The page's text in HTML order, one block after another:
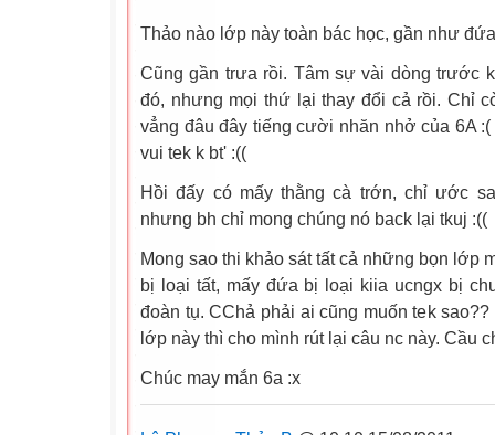
Thảo nào lớp này toàn bác học, gần như
Cũng gần trưa rồi. Tâm sự vài dòng trước
đó, nhưng mọi thứ lại thay đổi cả rồi. Chỉ
vẳng đâu đây tiếng cười nhăn nhở của 6A
vui tek k bt' :((
Hồi đấy có mấy thằng cà trớn, chỉ ước
nhưng bh chỉ mong chúng nó back lại tkuj :((
Mong sao thi khảo sát tất cả những bọn lớp
bị loại tất, mấy đứa bị loại kiia ucngx bị
đoàn tụ. CChả phải ai cũng muốn tek
lớp này thì cho mình rút lại câu nc này. Cầu
Chúc may mắn 6a :x